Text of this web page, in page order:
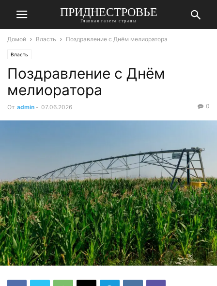
ПРИДНЕСТРОВЬЕ
Главная газета страны
Домой Власть Поздравление с Днём мелиоратора
Власть
Поздравление с Днём
мелиоратора
От admin - 07.06.2026 0